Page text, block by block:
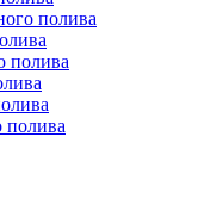
полива
полива
полива